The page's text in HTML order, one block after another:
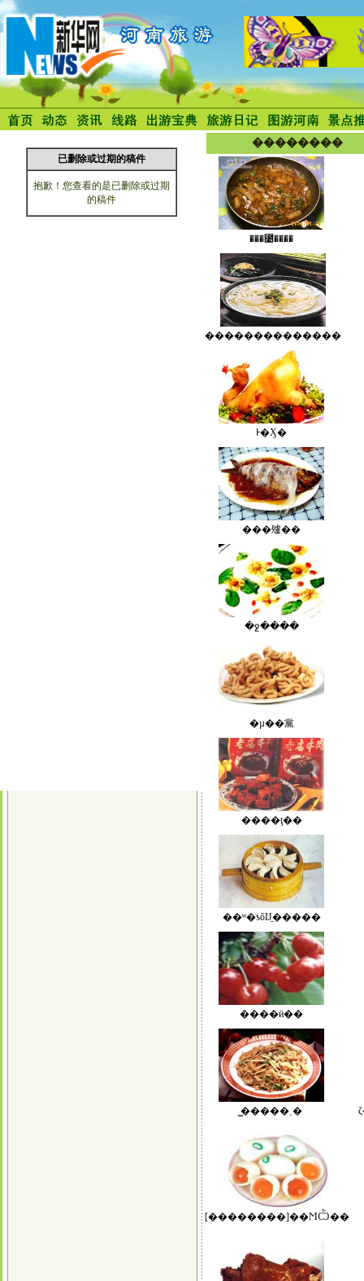
��������
���⳴����
��������������
Ͱ�Ӽ�
���㱺��
�ջ����
�µ��黨
����ţ��
��ʷ�ƾõĲ̼�����
����ӣ��
̳�����˱�
[��������]��ϺѼ��